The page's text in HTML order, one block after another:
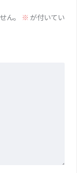
ん。 ※が付いてい